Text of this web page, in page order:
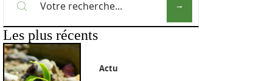
Les plus récents
Actu